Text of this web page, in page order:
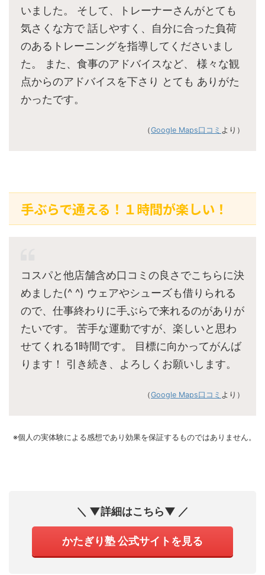
いました。 そして、トレーナーさんがとても
気さくな方で 話しやすく、自分に合った負荷
のあるトレーニングを指導してくださいまし
た。 また、食事のアドバイスなど、 様々な観
点からのアドバイスを下さり とても ありがた
かったです。
（Google Maps口コミ より）
手ぶらで通える！１時間が楽しい！
コスパと他店舗含め口コミの良さでこちらに決
めました(^ ^) ウェアやシューズも借りられる
ので、仕事終わりに手ぶらで来れるのがありが
たいです。 苦手な運動ですが、楽しいと思わ
せてくれる1時間です。 目標に向かってがんば
ります！ 引き続き、よろしくお願いします。
（Google Maps口コミ より）
※個人の実体験による感想であり効果を保証するものではありません。
＼ ▼詳細はこちら▼ ／
かたぎり塾 公式サイトを見る